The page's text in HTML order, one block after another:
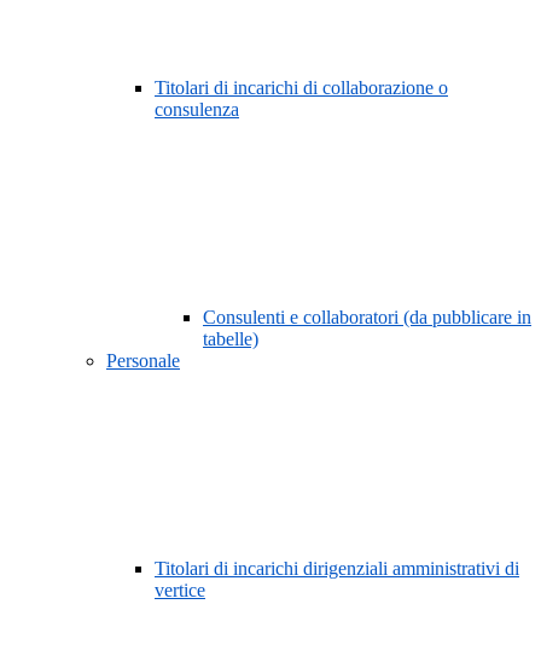
Titolari di incarichi di collaborazione o
consulenza
Consulenti e collaboratori (da pubblicare in
tabelle)
Personale
Titolari di incarichi dirigenziali amministrativi di
vertice